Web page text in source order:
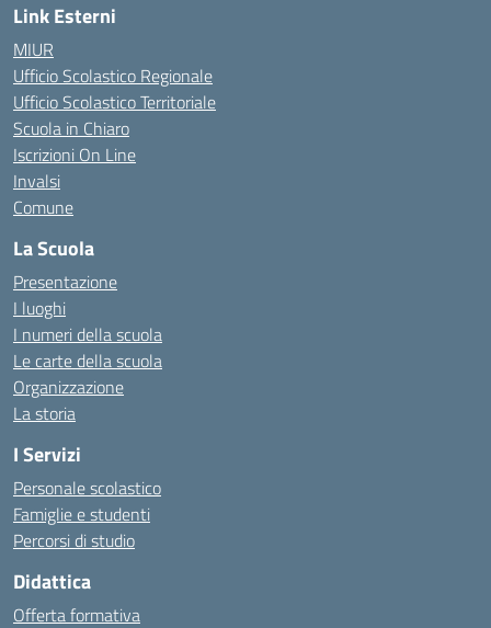
Link Esterni
MIUR
Ufficio Scolastico Regionale
Ufficio Scolastico Territoriale
Scuola in Chiaro
Iscrizioni On Line
Invalsi
Comune
La Scuola
Presentazione
I luoghi
I numeri della scuola
Le carte della scuola
Organizzazione
La storia
I Servizi
Personale scolastico
Famiglie e studenti
Percorsi di studio
Didattica
Offerta formativa